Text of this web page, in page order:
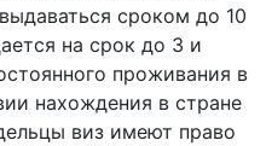
сроком до 10
на срок до 3 и
проживания в
нахождения в стране
виз имеют право